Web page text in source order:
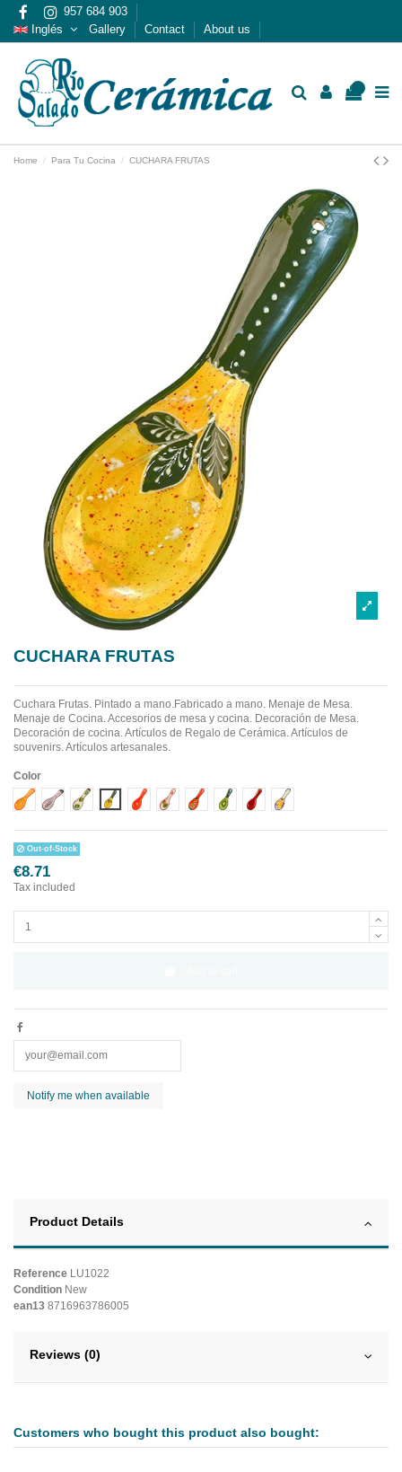
957 684 903
Inglés
Gallery Contact About us
Home Para Tu Cocina CUCHARA FRUTAS
CUCHARA FRUTAS
Cuchara Frutas. Pintado a mano.Fabricado a mano. Menaje de Mesa.
Menaje de Cocina. Accesorios de mesa y cocina. Decoración de Mesa.
Decoración de cocina. Artículos de Regalo de Cerámica. Artículos de
souvenirs. Artículos artesanales.
Color
Diseño 1Diseño 10Diseño 2Diseño 3Diseño 4Diseño 5Diseño 6Diseño 7Diseño 8Diseño 9
Out-of-Stock
€8.71
Tax included
Product Details
Reference LU1022
Condition New
ean13 8716963786005
Reviews (0)
Customers who bought this product also bought: